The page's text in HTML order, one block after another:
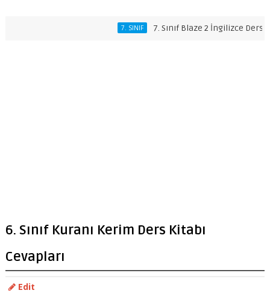
7. SINIF 7. Sınıf Blaze 2 İngilizce Ders Kitabı
6. Sınıf Kuranı Kerim Ders Kitabı
Cevapları
Edit